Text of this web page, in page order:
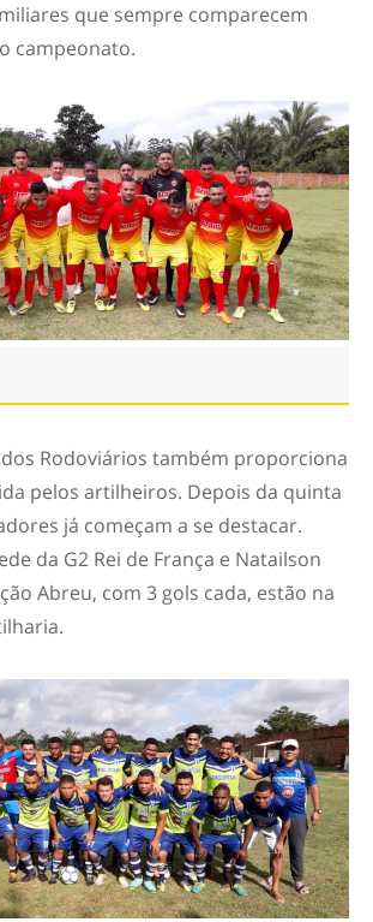
que sempre comparecem
campeonato.
Rodoviários também proporciona
pelos artilheiros. Depois da quinta
já começam a se destacar.
da G2 Rei de França e Natailson
Abreu, com 3 gols cada, estão na